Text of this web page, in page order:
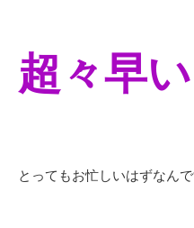
超々早い
とってもお忙しいはずなんで